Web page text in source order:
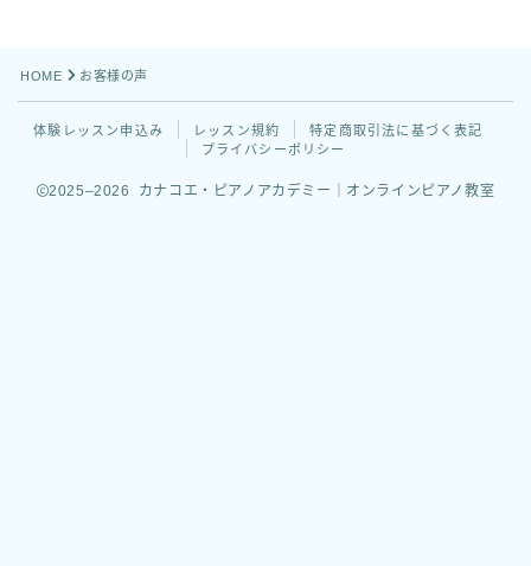
HOME お客様の声
体験レッスン申込み レッスン規約
特定商取引法に基づく表記
プライバシーポリシー
2025–2026 カナコエ・ピアノアカデミー｜オンラインピアノ教室